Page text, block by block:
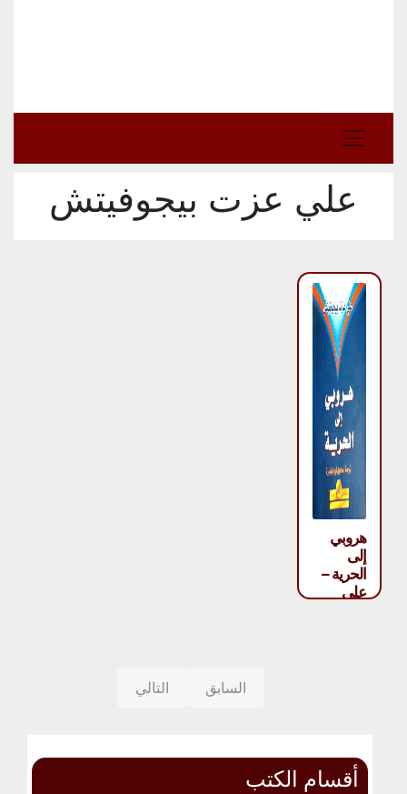
علي عزت بيجوفيتش
هروبي
إلى
الحرية –
علي
السابق التالي
أقسام الكتب